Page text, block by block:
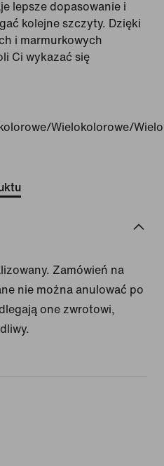
lepsze dopasowanie i
kolejne szczyty. Dzięki
i marmurkowych
Ci wykazać się
Wielokolorowe/
Zamówień na
nie można anulować po
one zwrotowi,